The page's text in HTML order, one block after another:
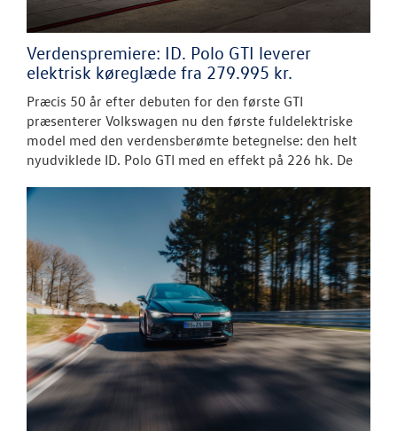
Verdenspremiere: ID. Polo GTI leverer
elektrisk køreglæde fra 279.995 kr.
Præcis 50 år efter debuten for den første GTI
præsenterer Volkswagen nu den første fuldelektriske
model med den verdensberømte betegnelse: den helt
nyudviklede ID. Polo GTI med en effekt på 226 hk. De